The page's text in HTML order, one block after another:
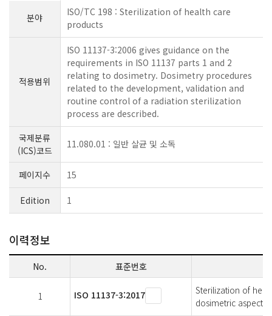
분야
ISO/TC 198 : Sterilization of health care
products
적용범위
ISO 11137-3:2006 gives guidance on the
requirements in ISO 11137 parts 1 and 2
relating to dosimetry. Dosimetry procedures
related to the development, validation and
routine control of a radiation sterilization
process are described.
국제분류
(ICS)코드
11.080.01 : 일반 살균 및 소독
페이지수 15
Edition 1
이력정보
No. 표준번호
1 ISO 11137-3:2017
Sterilization of
dosimetric